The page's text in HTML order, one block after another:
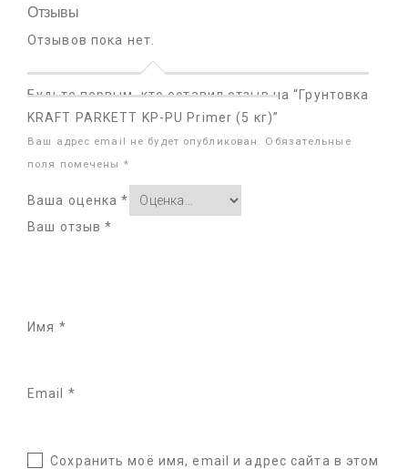
Отзывы
Отзывов пока нет.
Будьте первым, кто оставил отзыв на “Грунтовка
KRAFT PARKETT KP-PU Primer (5 кг)”
Ваш адрес email не будет опубликован. Обязательные
поля помечены *
Ваша оценка*
Ваш отзыв*
Имя *
Email *
Сохранить моё имя, email и адрес сайта в этом